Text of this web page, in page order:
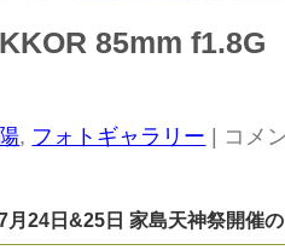
85mm f1.8G
, フォトギャラリー コメ
月24日&25日 家島天神祭開催